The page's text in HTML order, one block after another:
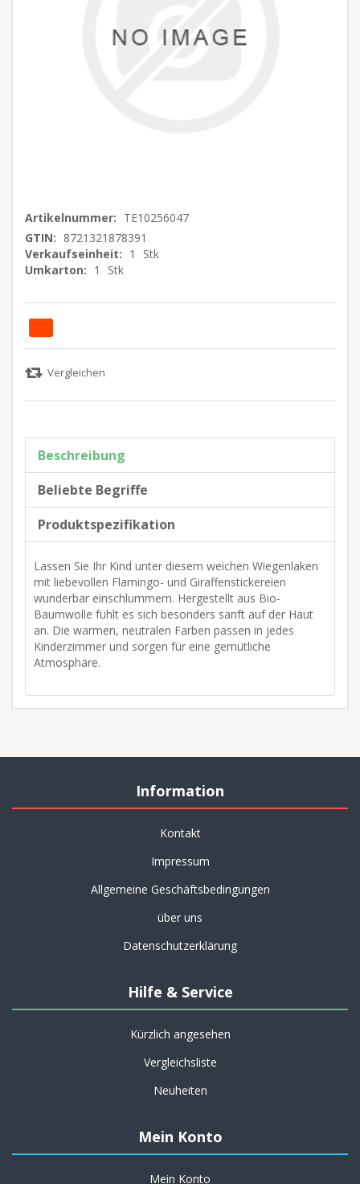
Artikelnummer: TE10256047
GTIN: 8721321878391
Verkaufseinheit: 1
Stk
Umkarton: 1 Stk
Beschreibung
Beliebte Begriffe
Produktspezifikation
Lassen Sie Ihr Kind unter diesem weichen Wiegenlaken
mit liebevollen Flamingo- und Giraffenstickereien
wunderbar einschlummern. Hergestellt aus Bio-
Baumwolle fühlt es sich besonders sanft auf der Haut
an. Die warmen, neutralen Farben passen in jedes
Kinderzimmer und sorgen für eine gemütliche
Atmosphäre.
Information
Kontakt
Impressum
Allgemeine Geschäftsbedingungen
über uns
Datenschutzerklärung
Hilfe & Service
Kürzlich angesehen
Vergleichsliste
Neuheiten
Mein Konto
Mein Konto